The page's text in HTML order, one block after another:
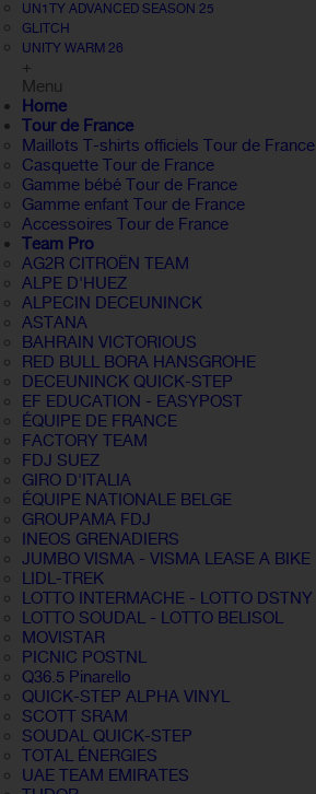
UN1TY ADVANCED SEASON 25
GLITCH
UNITY WARM 26
+
Menu
Home
Tour de France
Maillots T-shirts officiels Tour de France
Casquette Tour de France
Gamme bébé Tour de France
Gamme enfant Tour de France
Accessoires Tour de France
Team Pro
AG2R CITROËN TEAM
ALPE D'HUEZ
ALPECIN DECEUNINCK
ASTANA
BAHRAIN VICTORIOUS
RED BULL BORA HANSGROHE
DECEUNINCK QUICK-STEP
EF EDUCATION - EASYPOST
ÉQUIPE DE FRANCE
FACTORY TEAM
FDJ SUEZ
GIRO D'ITALIA
ÉQUIPE NATIONALE BELGE
GROUPAMA FDJ
INEOS GRENADIERS
JUMBO VISMA - VISMA LEASE A BIKE
LIDL-TREK
LOTTO INTERMACHE - LOTTO DSTNY
LOTTO SOUDAL - LOTTO BELISOL
MOVISTAR
PICNIC POSTNL
Q36.5 Pinarello
QUICK-STEP ALPHA VINYL
SCOTT SRAM
SOUDAL QUICK-STEP
TOTAL ÉNERGIES
UAE TEAM EMIRATES